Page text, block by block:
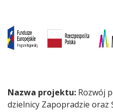
Treść
Nazwa projektu: Rozwój
dzielnicy Zapopradzie oraz